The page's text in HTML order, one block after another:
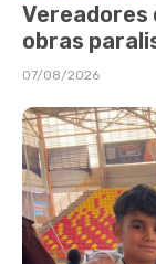
Vereadores
obras
07/08/2026